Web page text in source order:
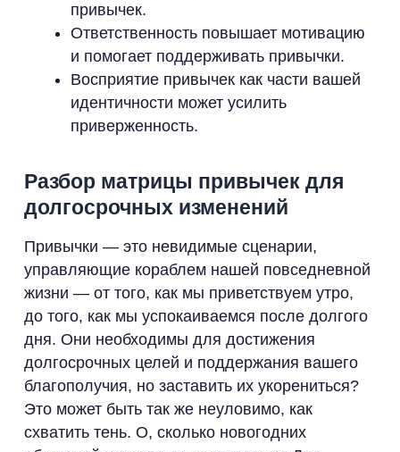
привычек.
Ответственность повышает мотивацию
и помогает поддерживать привычки.
Восприятие привычек как части вашей
идентичности может усилить
приверженность.
Разбор матрицы привычек для
долгосрочных изменений
Привычки — это невидимые сценарии,
управляющие кораблем нашей повседневной
жизни — от того, как мы приветствуем утро,
до того, как мы успокаиваемся после долгого
дня. Они необходимы для достижения
долгосрочных целей и поддержания вашего
благополучия, но заставить их укорениться?
Это может быть так же неуловимо, как
схватить тень. О, сколько новогодних